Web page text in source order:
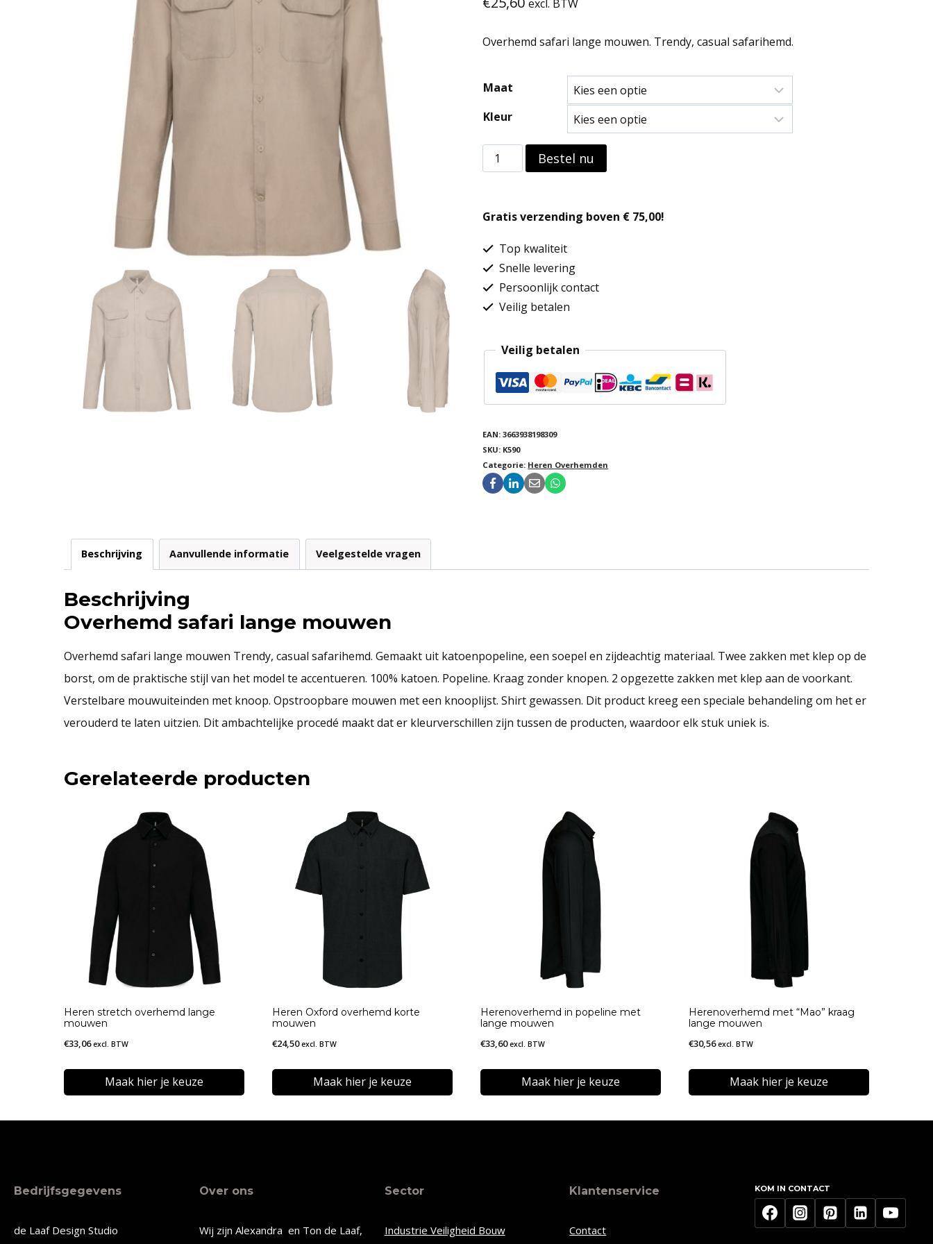
excl. BTW
Overhemd safari lange mouwen. Trendy, casual safarihemd.
Maat
Kleur
Overhemd
safari
mouwen
aantal
Bestel nu
Gratis verzending boven € 75,00!
Top kwaliteit
Snelle levering
Persoonlijk contact
Veilig betalen
Veilig betalen
EAN:3663938198309
SKU: K590
Categorie: Heren Overhemden
Beschrijving Aanvullende informatie Veelgestelde vragen
Beschrijving
Overhemd safari lange mouwen
Overhemd safari lange mouwen Trendy, casual safarihemd. Gemaakt uit katoenpopeline, een soepel en zijdeachtig materiaal. Twee zakken met klep op de
borst, om de praktische stijl van het model te accentueren. 100% katoen. Popeline. Kraag zonder knopen. 2 opgezette zakken met klep aan de voorkant.
Verstelbare mouwuiteinden met knoop. Opstroopbare mouwen met een knooplijst. Shirt gewassen. Dit product kreeg een speciale behandeling om het er
verouderd te laten uitzien. Dit ambachtelijke procedé maakt dat er kleurverschillen zijn tussen de producten, waardoor elk stuk uniek is.
Gerelateerde producten
Heren stretch overhemd lange
mouwen
€33,06 excl. BTW
Maak hier je keuze
variaties.
optie
Heren Oxford overhemd korte
mouwen
€24,50 excl. BTW
Maak hier je keuze
optie
Herenoverhemd in popeline met
lange mouwen
€33,60 excl. BTW
Maak hier je keuze
optie
Herenoverhemd met “Mao” kraag
lange mouwen
€30,56 excl. BTW
Maak hier je keuze
Bedrijfsgegevens
de Laaf Design Studio
Over ons
Wij zijn Alexandra en Ton de Laaf,
Sector
Industrie Veiligheid Bouw
Klantenservice
Contact
KOM IN CONTACT